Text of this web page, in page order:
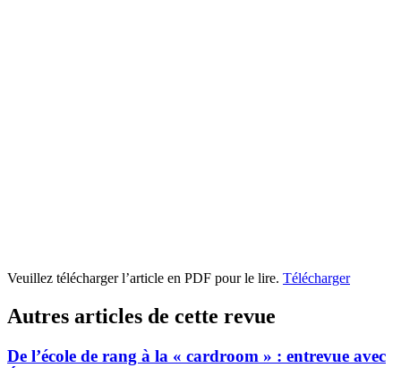
Veuillez télécharger l’article en PDF pour le lire. Télécharger
Autres articles de cette revue
De l’école de rang à la « cardroom » : entrevue avec